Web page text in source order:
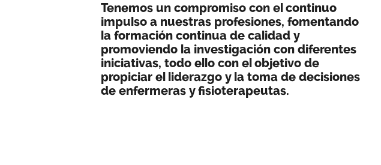
Qué ofrecemos
Actualidad
Tenemos un compromiso con el continuo
impulso a nuestras profesiones, fomentando
la formación continua de calidad y
promoviendo la investigación con diferentes
iniciativas, todo ello con el objetivo de
propiciar el liderazgo y la toma de decisiones
de enfermeras y fisioterapeutas.